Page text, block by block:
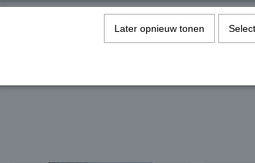
Later opnieuw tonen